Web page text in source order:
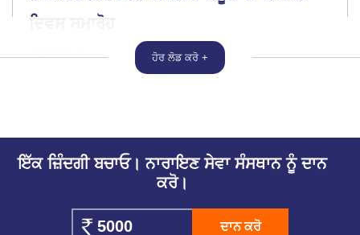
ਹੋਰ ਲੋਡ ਕਰੋ +
ਇੱਕ ਜ਼ਿੰਦਗੀ ਬਚਾਓ। ਨਾਰਾਇਣ ਸੇਵਾ ਸੰਸਥਾਨ ਨੂੰ ਦਾਨ
ਕਰੋ।
ਦਾਨ ਕਰੋ